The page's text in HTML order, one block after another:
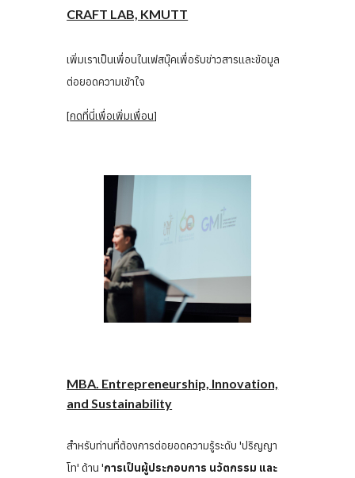
CRAFT LAB, KMUTT
เพิ่มเราเป็นเพื่อนในเฟสบุ๊คเพื่อรับข่าวสารและข้อมูล
ต่อยอดความเข้าใจ
[กดที่นี่เพื่อเพิ่มเพื่อน]
MBA. Entrepreneurship, Innovation,
and Sustainability
สำหรับท่านที่ต้องการต่อยอดความรู้ระดับ 'ปริญญา
โท' ด้าน 'การเป็นผู้ประกอบการ นวัตกรรม และ